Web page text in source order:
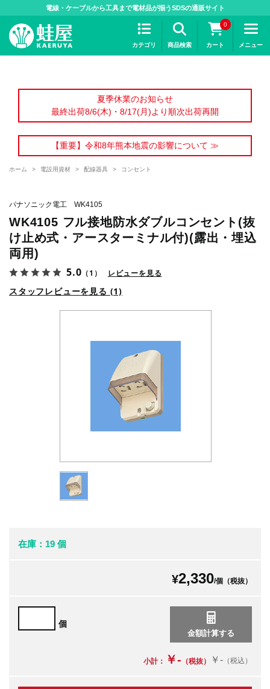
電線・ケーブルから工具まで電材品が揃うSDSの通販サイト
カテゴリ 商品検索
0
カート メニュー
夏季休業のお知らせ
最終出荷8/6(木)・8/17(月)より順次出荷再開
【重要】令和8年熊本地震の影響について ≫
ホーム > 電設用資材 > 配線器具 > コンセント
パナソニック電工 WK4105
WK4105 フル接地防水ダブルコンセント(抜
け止め式・アースターミナル付)(露出・埋込
両用)
5.0 （1） レビューを見る
スタッフレビューを見る (1)
在庫：19 個
¥2,330/個（税抜）
個
小計： ￥- （税抜） ￥- （税込）